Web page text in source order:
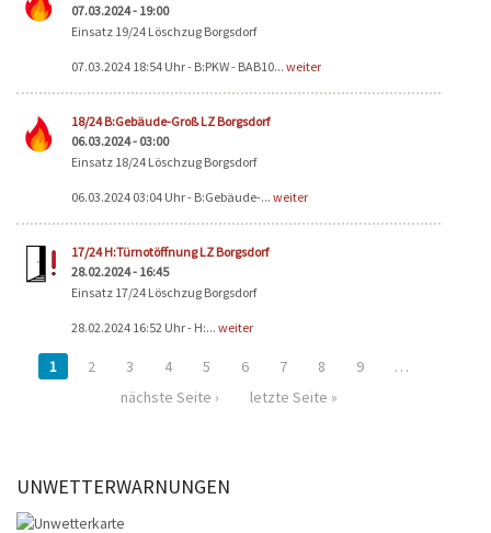
07.03.2024 - 19:00
Einsatz 19/24 Löschzug Borgsdorf
07.03.2024 18:54 Uhr - B:PKW - BAB10... weiter
18/24 B:Gebäude-Groß LZ Borgsdorf
06.03.2024 - 03:00
Einsatz 18/24 Löschzug Borgsdorf
06.03.2024 03:04 Uhr - B:Gebäude-... weiter
17/24 H:Türnotöffnung LZ Borgsdorf
28.02.2024 - 16:45
Einsatz 17/24 Löschzug Borgsdorf
28.02.2024 16:52 Uhr - H:... weiter
1 2 3 4 5 6 7 8 9
…
nächste Seite ›
letzte Seite »
UNWETTERWARNUNGEN